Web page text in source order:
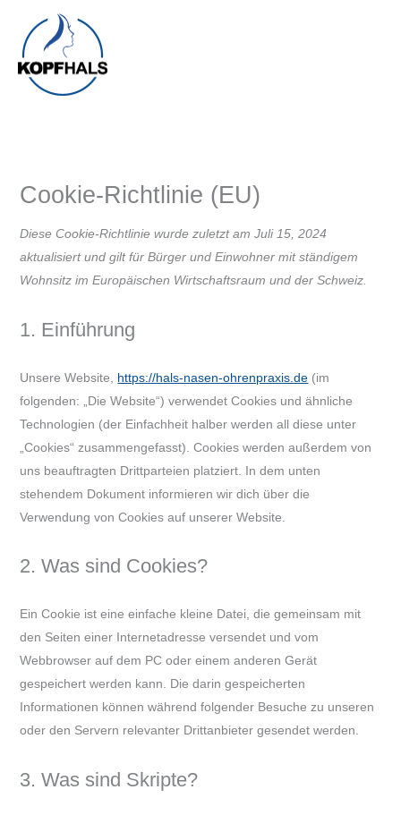
Inhalt
springen
Cookie-Richtlinie (EU)
Diese Cookie-Richtlinie wurde zuletzt am Juli 15, 2024
aktualisiert und gilt für Bürger und Einwohner mit ständigem
Wohnsitz im Europäischen Wirtschaftsraum und der Schweiz.
1. Einführung
Unsere Website, https://hals-nasen-ohrenpraxis.de (im
folgenden: „Die Website“) verwendet Cookies und ähnliche
Technologien (der Einfachheit halber werden all diese unter
„Cookies“ zusammengefasst). Cookies werden außerdem von
uns beauftragten Drittparteien platziert. In dem unten
stehendem Dokument informieren wir dich über die
Verwendung von Cookies auf unserer Website.
2. Was sind Cookies?
Ein Cookie ist eine einfache kleine Datei, die gemeinsam mit
den Seiten einer Internetadresse versendet und vom
Webbrowser auf dem PC oder einem anderen Gerät
gespeichert werden kann. Die darin gespeicherten
Informationen können während folgender Besuche zu unseren
oder den Servern relevanter Drittanbieter gesendet werden.
3. Was sind Skripte?